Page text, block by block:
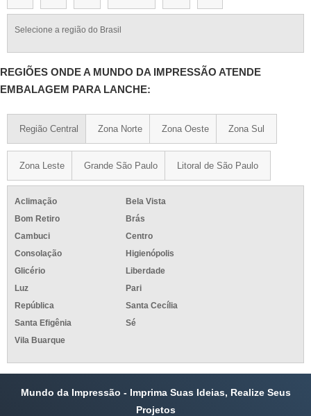
Selecione a região do Brasil
REGIÕES ONDE A MUNDO DA IMPRESSÃO ATENDE
EMBALAGEM PARA LANCHE:
Região Central Zona Norte Zona Oeste Zona Sul
Zona Leste Grande São Paulo Litoral de São Paulo
Aclimação
Bela Vista
Bom Retiro
Brás
Cambuci
Centro
Consolação
Higienópolis
Glicério
Liberdade
Luz
Pari
República
Santa Cecília
Santa Efigênia
Sé
Vila Buarque
Mundo da Impressão - Imprima Suas Ideias, Realize Seus
Projetos